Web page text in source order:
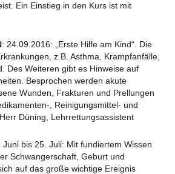
Ein Einstieg in den Kurs ist mit
: 24.09.2016: „Erste Hilfe am Kind“. Die
z.B. Asthma, Krampfanfälle,
Des Weiteren gibt es Hinweise auf
Besprochen werden akute
Wunden, Frakturen und Prellungen
, Reinigungsmittel- und
Düning, Lehrrettungsassistent
Juni bis 25. Juli: Mit fundiertem Wissen
Schwangerschaft, Geburt und
auf das große wichtige Ereignis